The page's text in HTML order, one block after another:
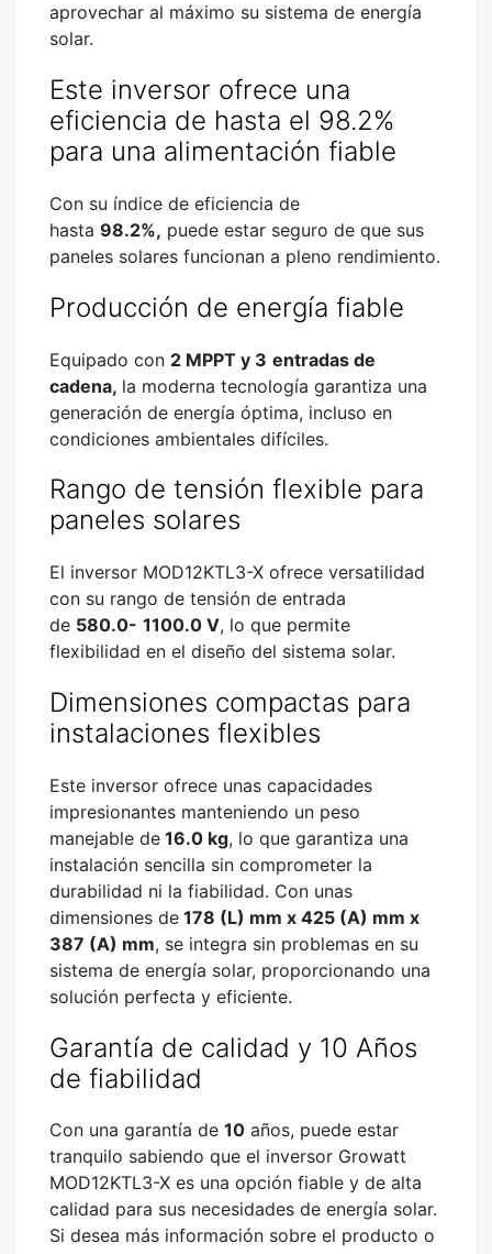
aprovechar al máximo su sistema de energía
solar.
Este inversor ofrece una
eficiencia de hasta el 98.2%
para una alimentación fiable
Con su índice de eficiencia de
hasta 98.2%, puede estar seguro de que sus
paneles solares funcionan a pleno rendimiento.
Producción de energía fiable
Equipado con 2 MPPT y 3 entradas de
cadena, la moderna tecnología garantiza una
generación de energía óptima, incluso en
condiciones ambientales difíciles.
Rango de tensión flexible para
paneles solares
El inversor MOD12KTL3-X ofrece versatilidad
con su rango de tensión de entrada
de 580.0- 1100.0 V, lo que permite
flexibilidad en el diseño del sistema solar.
Dimensiones compactas para
instalaciones flexibles
Este inversor ofrece unas capacidades
impresionantes manteniendo un peso
manejable de 16.0 kg, lo que garantiza una
instalación sencilla sin comprometer la
durabilidad ni la fiabilidad. Con unas
dimensiones de 178 (L) mm x 425 (A) mm x
387 (A) mm, se integra sin problemas en su
sistema de energía solar, proporcionando una
solución perfecta y eficiente.
Garantía de calidad y 10 Años
de fiabilidad
Con una garantía de 10 años, puede estar
tranquilo sabiendo que el inversor Growatt
MOD12KTL3-X es una opción fiable y de alta
calidad para sus necesidades de energía solar.
Si desea más información sobre el producto o